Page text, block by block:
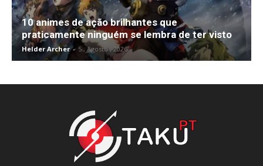
10 animes de ação brilhantes que
praticamente ninguém se lembra de ter visto
Helder Archer - 5 , Agosto , 2026